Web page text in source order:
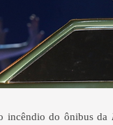
incêndio do ônibus da